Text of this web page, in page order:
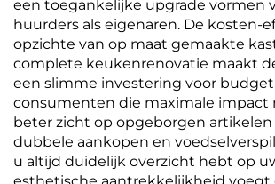
een toegankelijke upgrade vormen
huurders als eigenaren. De kosten-
opzichte van op maat gemaakte
complete keukenrenovatie maakt
een slimme investering voor
consumenten die maximale impact
beter zicht op opgeborgen
dubbele aankopen en
u altijd duidelijk overzicht hebt op